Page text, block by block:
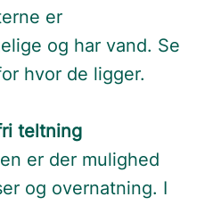
er
og har vand. Se
hvor de ligger.
teltning
er der mulighed
og overnatning. I